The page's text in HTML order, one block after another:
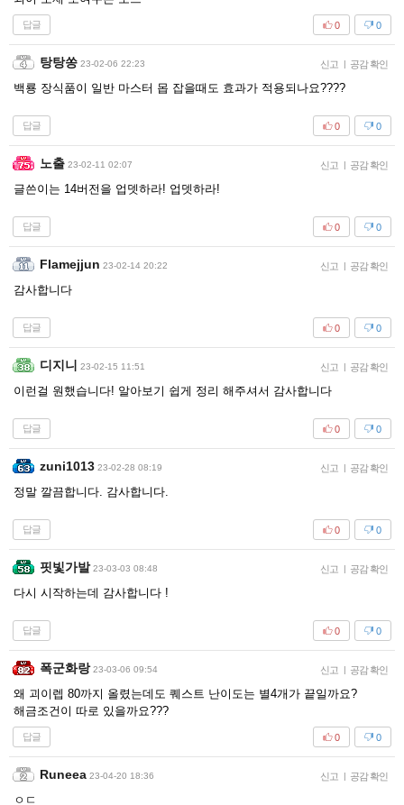
답글 0
0
탕탕쏭 23-02-06 22:23 신고 | 공감 확인
백룡 장식품이 일반 마스터 몹 잡을때도 효과가 적용되나요????
답글 0
0
노출 23-02-11 02:07 신고 | 공감 확인
글쓴이는 14버전을 업뎃하라! 업뎃하라!
답글 0
0
Flamejjun 23-02-14 20:22 신고 | 공감 확인
감사합니다
답글 0
0
디지니 23-02-15 11:51 신고 | 공감 확인
이런걸 원했습니다! 알아보기 쉽게 정리 해주셔서 감사합니다
답글 0
0
zuni1013 23-02-28 08:19 신고 | 공감 확인
정말 깔끔합니다. 감사합니다.
답글 0
0
핏빛가발 23-03-03 08:48 신고 | 공감 확인
다시 시작하는데 감사합니다 !
답글 0
0
폭군화랑 23-03-06 09:54 신고 | 공감 확인
왜 괴이렙 80까지 올렸는데도 퀘스트 난이도는 별4개가 끝일까요?
해금조건이 따로 있을까요???
답글 0
0
Runeea 23-04-20 18:36 신고 | 공감 확인
ㅇㄷ